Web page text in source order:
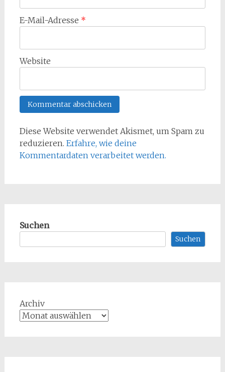
E-Mail-Adresse *
Website
Diese Website verwendet Akismet, um Spam zu
reduzieren. Erfahre, wie deine
Kommentardaten verarbeitet werden.
Suchen
Suchen
Archiv